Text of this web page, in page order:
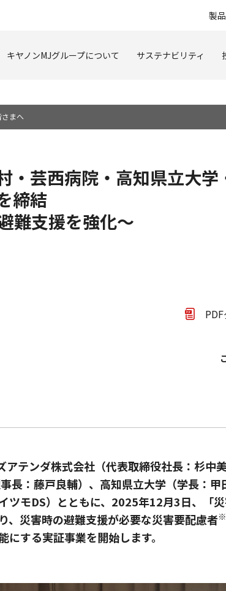
製
キヤノンMJグループについて サステナビリティ
まへ
・芸西病院・高知県立大
締結
難支援を強化～
テンダ株式会社（代表取締役社長：杉中
長：藤戸良輔）、高知県立大学（学長：
ツモDS）とともに、2025年12月3日、「
、災害時の避難支援が必要な災害要配慮者
する実証事業を開始します。